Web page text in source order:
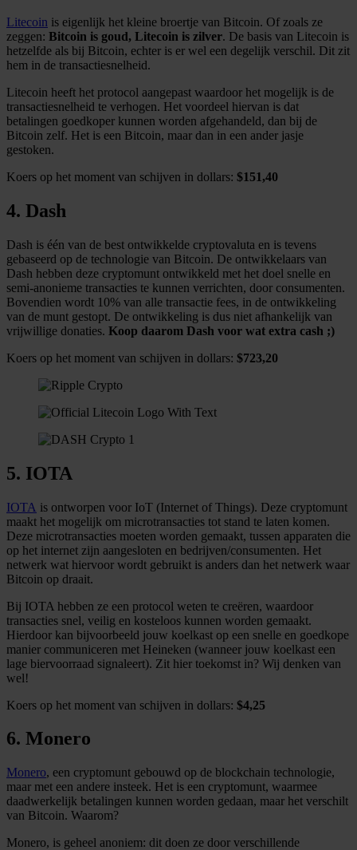
Litecoin is eigenlijk het kleine broertje van Bitcoin. Of zoals ze
zeggen: Bitcoin is goud, Litecoin is zilver. De basis van Litecoin is
hetzelfde als bij Bitcoin, echter is er wel een degelijk verschil. Dit zit
hem in de transactiesnelheid.
Litecoin heeft het protocol aangepast waardoor het mogelijk is de
transactiesnelheid te verhogen. Het voordeel hiervan is dat
betalingen goedkoper kunnen worden afgehandeld, dan bij de
Bitcoin zelf. Het is een Bitcoin, maar dan in een ander jasje
gestoken.
Koers op het moment van schijven in dollars: $151,40
4. Dash
Dash is één van de best ontwikkelde cryptovaluta en is tevens
gebaseerd op de technologie van Bitcoin. De ontwikkelaars van
Dash hebben deze cryptomunt ontwikkeld met het doel snelle en
semi-anonieme transacties te kunnen verrichten, door consumenten.
Bovendien wordt 10% van alle transactie fees, in de ontwikkeling
van de munt gestopt. De ontwikkeling is dus niet afhankelijk van
vrijwillige donaties. Koop daarom Dash voor wat extra cash ;)
Koers op het moment van schijven in dollars: $723,20
5. IOTA
IOTA is ontworpen voor IoT (Internet of Things). Deze cryptomunt
maakt het mogelijk om microtransacties tot stand te laten komen.
Deze microtransacties moeten worden gemaakt, tussen apparaten die
op het internet zijn aangesloten en bedrijven/consumenten. Het
netwerk wat hiervoor wordt gebruikt is anders dan het netwerk waar
Bitcoin op draait.
Bij IOTA hebben ze een protocol weten te creëren, waardoor
transacties snel, veilig en kosteloos kunnen worden gemaakt.
Hierdoor kan bijvoorbeeld jouw koelkast op een snelle en goedkope
manier communiceren met Heineken (wanneer jouw koelkast een
lage biervoorraad signaleert). Zit hier toekomst in? Wij denken van
wel!
Koers op het moment van schijven in dollars: $4,25
6. Monero
Monero, een cryptomunt gebouwd op de blockchain technologie,
maar met een andere insteek. Het is een cryptomunt, waarmee
daadwerkelijk betalingen kunnen worden gedaan, maar het verschilt
van Bitcoin. Waarom?
Monero, is geheel anoniem: dit doen ze door verschillende